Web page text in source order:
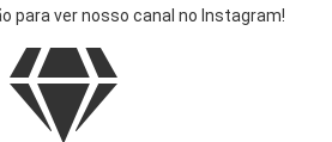
para ver nosso canal no Instagram!